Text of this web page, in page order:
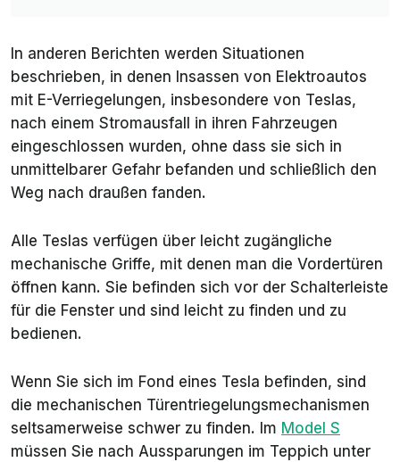
In anderen Berichten werden Situationen
beschrieben, in denen Insassen von Elektroautos
mit E-Verriegelungen, insbesondere von Teslas,
nach einem Stromausfall in ihren Fahrzeugen
eingeschlossen wurden, ohne dass sie sich in
unmittelbarer Gefahr befanden und schließlich den
Weg nach draußen fanden.
Alle Teslas verfügen über leicht zugängliche
mechanische Griffe, mit denen man die Vordertüren
öffnen kann. Sie befinden sich vor der Schalterleiste
für die Fenster und sind leicht zu finden und zu
bedienen.
Wenn Sie sich im Fond eines Tesla befinden, sind
die mechanischen Türentriegelungsmechanismen
seltsamerweise schwer zu finden. Im Model S
müssen Sie nach Aussparungen im Teppich unter